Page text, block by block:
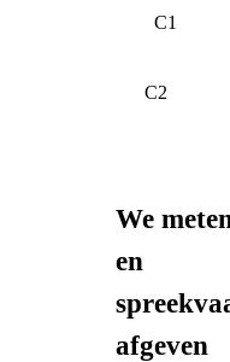
C1
C2
We
en
afgeven